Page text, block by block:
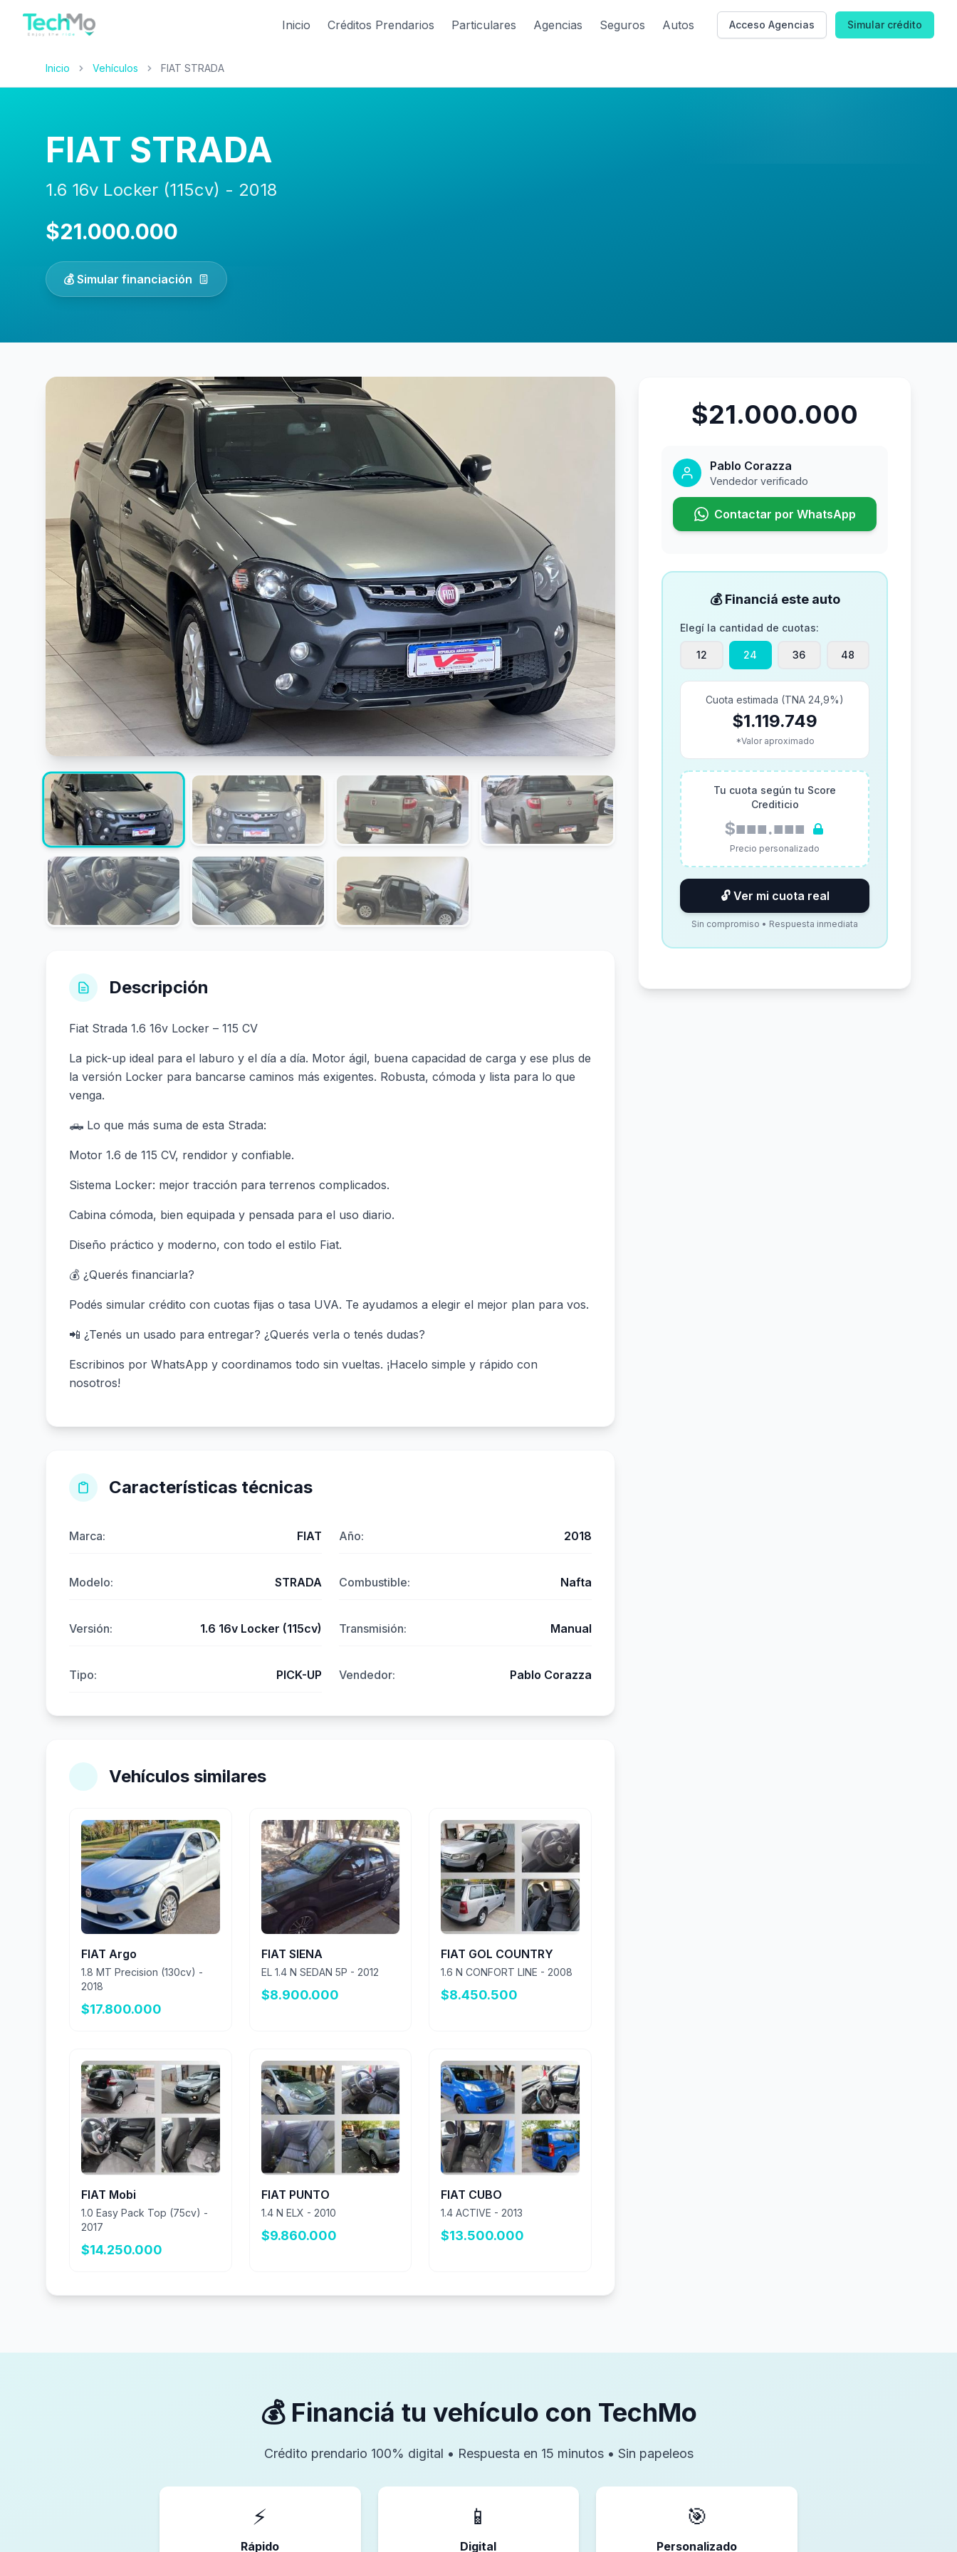
Inicio Créditos Prendarios Particulares Agencias Seguros Autos Acceso Agencias Simular crédito
Inicio Vehículos FIAT STRADA
FIAT STRADA
1.6 16v Locker (115cv) - 2018
$21.000.000
💰 Simular financiación
Descripción
Fiat Strada 1.6 16v Locker – 115 CV
La pick-up ideal para el laburo y el día a día. Motor ágil, buena capacidad de carga y ese plus de
la versión Locker para bancarse caminos más exigentes. Robusta, cómoda y lista para lo que
venga.
🛻 Lo que más suma de esta Strada:
Motor 1.6 de 115 CV, rendidor y confiable.
Sistema Locker: mejor tracción para terrenos complicados.
Cabina cómoda, bien equipada y pensada para el uso diario.
Diseño práctico y moderno, con todo el estilo Fiat.
💰 ¿Querés financiarla?
Podés simular crédito con cuotas fijas o tasa UVA. Te ayudamos a elegir el mejor plan para vos.
📲 ¿Tenés un usado para entregar? ¿Querés verla o tenés dudas?
Escribinos por WhatsApp y coordinamos todo sin vueltas. ¡Hacelo simple y rápido con
nosotros!
Características técnicas
Marca: FIAT
Modelo: STRADA
Versión: 1.6 16v Locker (115cv)
Tipo: PICK-UP
Año: 2018
Combustible: Nafta
Transmisión: Manual
Vendedor: Pablo Corazza
Vehículos similares
FIAT Argo
1.8 MT Precision (130cv) -
2018
$17.800.000
FIAT SIENA
EL 1.4 N SEDAN 5P - 2012
$8.900.000
FIAT GOL COUNTRY
1.6 N CONFORT LINE - 2008
$8.450.500
FIAT Mobi
1.0 Easy Pack Top (75cv) -
2017
$14.250.000
FIAT PUNTO
1.4 N ELX - 2010
$9.860.000
FIAT CUBO
1.4 ACTIVE - 2013
$13.500.000
$21.000.000
Pablo Corazza
Vendedor verificado
Contactar por WhatsApp
💰 Financiá este auto
Elegí la cantidad de cuotas:
12 24 36 48
Cuota estimada (TNA 24,9%)
$1.119.749
*Valor aproximado
Tu cuota según tu Score
Crediticio
$■■■.■■■
Precio personalizado
🔓 Ver mi cuota real
Sin compromiso • Respuesta inmediata
💰 Financiá tu vehículo con TechMo
Crédito prendario 100% digital • Respuesta en 15 minutos • Sin papeleos
⚡
Rápido
📱
Digital
🎯
Personalizado